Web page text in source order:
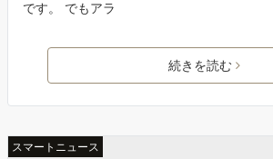
です。 でもアラ
続きを読む
スマートニュース